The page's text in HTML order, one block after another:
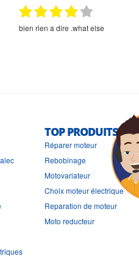
Commande et délais parfait
TOP PRODUITS
Réparer moteur
Rebobinage
Motovariateur
Choix moteur électrique
Reparation de moteur
Moto reducteur